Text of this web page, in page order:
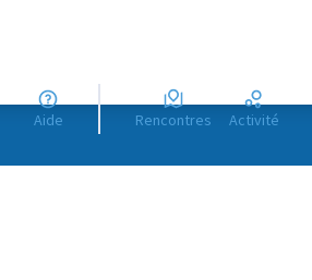
Aide Rencontres Activité